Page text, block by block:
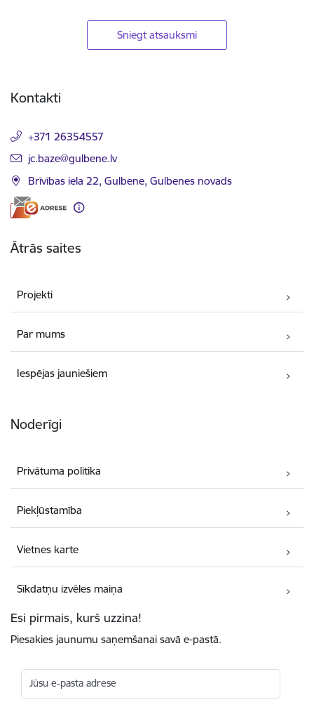
Sniegt atsauksmi
Kontakti
+371 26354557
E-pasts:
jc.baze@gulbene.lv
Brīvības iela 22, Gulbene, Gulbenes novads
Ātrās saites
Projekti
Par mums
Iespējas jauniešiem
Noderīgi
Privātuma politika
Piekļūstamība
Vietnes karte
Sīkdatņu izvēles maiņa
Esi pirmais, kurš uzzina!
Piesakies jaunumu saņemšanai savā e-pastā.
Jūsu e-pasta adrese